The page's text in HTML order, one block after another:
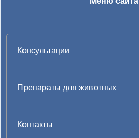
Консультации
Препараты для животных
Контакты